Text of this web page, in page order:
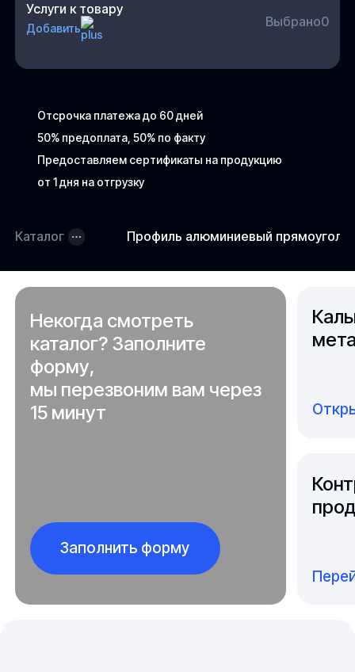
Отсрочка платежа до 60 дней
50% предоплата, 50% по факту
Предоставляем сертификаты на продукцию
от 1 дня на отгрузку
Услуги к товару
Добавить Выбрано0
Каталог Профиль алюминиевый
Некогда смотреть
каталог? Заполните
форму,
мы перезвоним вам через
15 минут
Заполнить форму